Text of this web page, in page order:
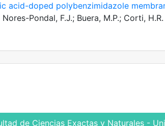
acid-doped polybenzimidazole
Nores-Pondal, F.J.; Buera, M.P.; Corti,
de Ciencias Exactas y Naturales -